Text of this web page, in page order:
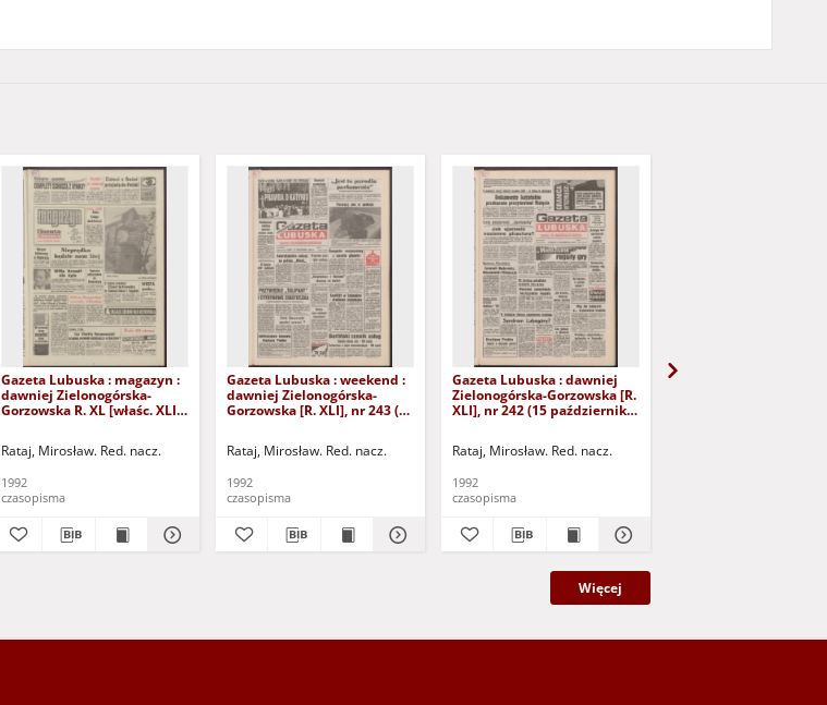
Gazeta Lubuska : magazyn :
dawniej Zielonogórska-
Gorzowska R. XL [właśc. XLI],
Rataj, Mirosław. Red. nacz.
1992
czasopisma
Gazeta Lubuska : weekend :
dawniej Zielonogórska-
Gorzowska [R. XLI], nr 243 (16
Rataj, Mirosław. Red. nacz.
1992
czasopisma
Gazeta Lubuska : dawniej
Zielonogórska-Gorzowska [R.
XLI], nr 242 (15 października
Rataj, Mirosław. Red. nacz.
1992
czasopisma
Więcej